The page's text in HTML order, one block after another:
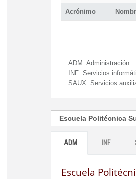
Acrónimo
ADM: Administración
INF: Servicios
SAUX: Servicios
ADM INF
Escuela